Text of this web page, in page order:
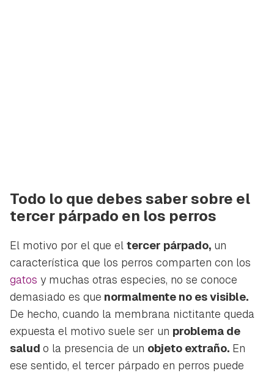
Todo lo que debes saber sobre el
tercer párpado en los perros
El motivo por el que el tercer párpado, un
característica que los perros comparten con los
gatos y muchas otras especies, no se conoce
demasiado es que normalmente no es visible.
De hecho, cuando la membrana nictitante queda
expuesta el motivo suele ser un problema de
salud o la presencia de un objeto extraño. En
ese sentido, el tercer párpado en perros puede